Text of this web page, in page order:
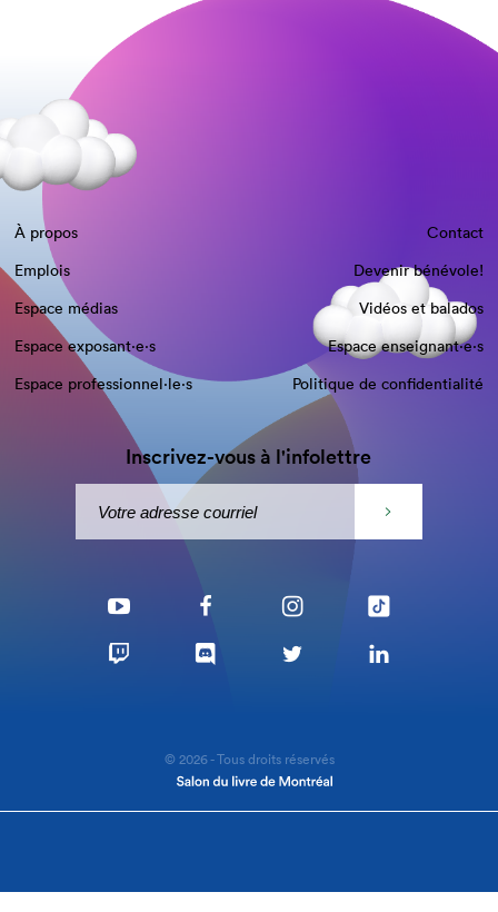
À propos
Contact
Emplois
Devenir bénévole!
Espace médias
Vidéos et balados
Espace exposant·e⋅s
Espace enseignant·e⋅s
Espace professionnel·le⋅s
Politique de confidentialité
Inscrivez-vous à l'infolettre
© 2026 - Tous droits réservés